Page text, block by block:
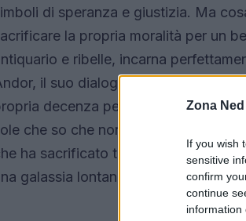
Zona Ned
If you wish
sensitive
confirm
continue
information
di speranza e giustizia. Ma
la propria moralità per un
e ribelle, incarna
il suo dialogo con Lonni Yung
decenza per garantire un
che so che non vedrò mai”.
ha sacrificato tutto per la libertà,
galassia lontana.